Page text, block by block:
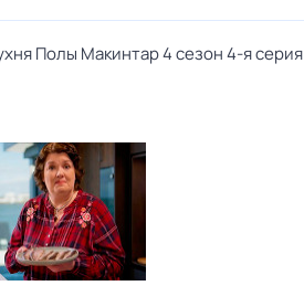
Полы Макинтар 4 сезон 4-я серия